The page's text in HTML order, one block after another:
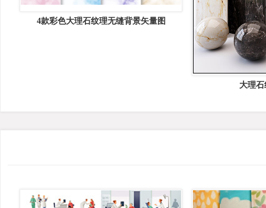
4款彩色大理石纹理无缝背景矢量图
大理